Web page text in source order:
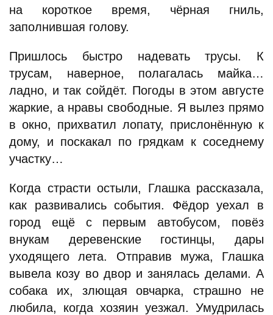
на короткое время, чёрная гниль,
заполнившая голову.
Пришлось быстро надевать трусы. К
трусам, наверное, полагалась майка…
ладно, и так сойдёт. Погоды в этом августе
жаркие, а нравы свободные. Я вылез прямо
в окно, прихватил лопату, прислонённую к
дому, и поскакал по грядкам к соседнему
участку…
Когда страсти остыли, Глашка рассказала,
как развивались события. Фёдор уехал в
город ещё с первым автобусом, повёз
внукам деревенские гостинцы, дары
уходящего лета. Отправив мужа, Глашка
вывела козу во двор и занялась делами. А
собака их, злющая овчарка, страшно не
любила, когда хозяин уезжал. Умудрилась